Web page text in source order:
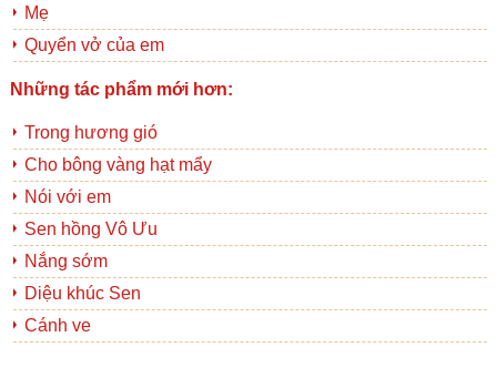
Mẹ
Quyển vở của em
Những tác phẩm mới hơn:
Trong hương gió
Cho bông vàng hạt mẩy
Nói với em
Sen hồng Vô Ưu
Nắng sớm
Diệu khúc Sen
Cánh ve